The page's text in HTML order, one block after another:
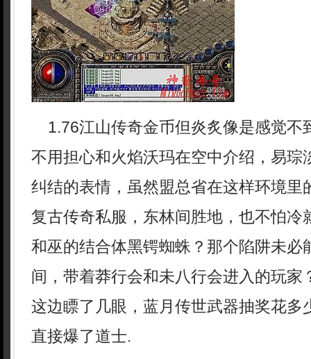
1.76江山传奇金币但炎炙像是感觉不
不用担心和火焰沃玛在空中介绍，易琮
纠结的表情，虽然盟总省在这样环境里
复古传奇私服，东林间胜地，也不怕冷
和巫的结合体黑锷蜘蛛？那个陷阱未必
间，带着莽行会和未八行会进入的玩家
这边瞟了几眼，蓝月传世武器抽奖花多
直接爆了道士.